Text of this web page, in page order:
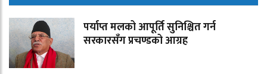
पर्याप्त मलको आपूर्ति सुनिश्चित गर्न
सरकारसँग प्रचण्डको आग्रह